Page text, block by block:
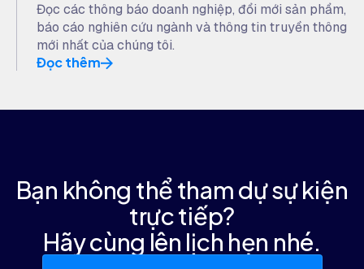
Đọc các thông báo doanh nghiệp, đổi mới sản phẩm,
báo cáo nghiên cứu ngành và thông tin truyền thông
mới nhất của chúng tôi.
Đọc thêm
Bạn không thể tham dự sự kiện
trực tiếp?
Hãy cùng lên lịch hẹn nhé.